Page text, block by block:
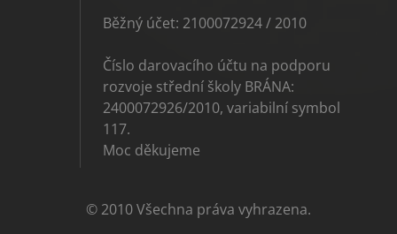
Běžný účet: 2100072924 / 2010
Číslo darovacího účtu na podporu
rozvoje střední školy BRÁNA:
2400072926/2010, variabilní symbol
117.
Moc děkujeme
© 2010 Všechna práva vyhrazena.